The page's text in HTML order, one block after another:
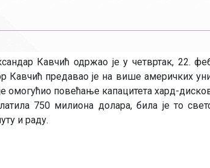
Кавчић одржао је у четвртак, 22.
предавао је на више америчких
је омогућио повећање капацитета хард-
750 милиона долара, била је то
и раду.